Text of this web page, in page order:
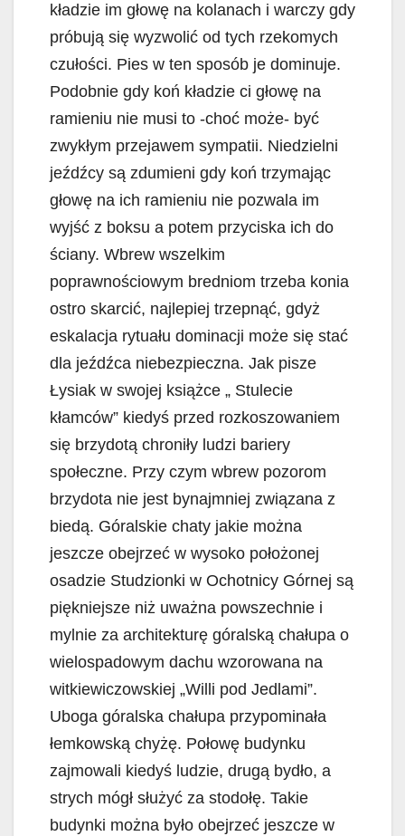
kładzie im głowę na kolanach i warczy gdy
próbują się wyzwolić od tych rzekomych
czułości. Pies w ten sposób je dominuje.
Podobnie gdy koń kładzie ci głowę na
ramieniu nie musi to -choć może- być
zwykłym przejawem sympatii. Niedzielni
jeźdźcy są zdumieni gdy koń trzymając
głowę na ich ramieniu nie pozwala im
wyjść z boksu a potem przyciska ich do
ściany. Wbrew wszelkim
poprawnościowym bredniom trzeba konia
ostro skarcić, najlepiej trzepnąć, gdyż
eskalacja rytuału dominacji może się stać
dla jeźdźca niebezpieczna. Jak pisze
Łysiak w swojej książce „ Stulecie
kłamców” kiedyś przed rozkoszowaniem
się brzydotą chroniły ludzi bariery
społeczne. Przy czym wbrew pozorom
brzydota nie jest bynajmniej związana z
biedą. Góralskie chaty jakie można
jeszcze obejrzeć w wysoko położonej
osadzie Studzionki w Ochotnicy Górnej są
piękniejsze niż uważna powszechnie i
mylnie za architekturę góralską chałupa o
wielospadowym dachu wzorowana na
witkiewiczowskiej „Willi pod Jedlami”.
Uboga góralska chałupa przypominała
łemkowską chyżę. Połowę budynku
zajmowali kiedyś ludzie, drugą bydło, a
strych mógł służyć za stodołę. Takie
budynki można było obejrzeć jeszcze w